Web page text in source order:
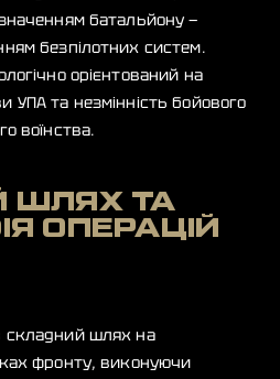
батальйону —
безпілотних систем.
орієнтований на
УПА та незмінність бойового
воїнства.
ШЛЯХ ТА
ОПЕРАЦІЙ
складний шлях на
фронту, виконуючи